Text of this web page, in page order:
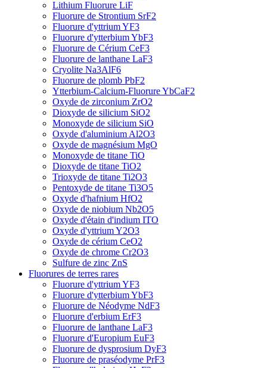
Lithium Fluorure LiF
Fluorure de Strontium SrF2
Fluorure d'yttrium YF3
Fluorure d'ytterbium YbF3
Fluorure de Cérium CeF3
Fluorure de lanthane LaF3
Cryolite Na3AlF6
Fluorure de plomb PbF2
Ytterbium-Calcium-Fluorure YbCaF2
Oxyde de zirconium ZrO2
Dioxyde de silicium SiO2
Monoxyde de silicium SiO
Oxyde d'aluminium Al2O3
Oxyde de magnésium MgO
Monoxyde de titane TiO
Dioxyde de titane TiO2
Trioxyde de titane Ti2O3
Pentoxyde de titane Ti3O5
Oxyde d'hafnium HfO2
Oxyde de niobium Nb2O5
Oxyde d'étain d'indium ITO
Oxyde d'yttrium Y2O3
Oxyde de cérium CeO2
Oxyde de chrome Cr2O3
Sulfure de zinc ZnS
Fluorures de terres rares
Fluorure d'yttrium YF3
Fluorure d'ytterbium YbF3
Fluorure de Néodyme NdF3
Fluorure d'erbium ErF3
Fluorure de lanthane LaF3
Fluorure d'Europium EuF3
Fluorure de dysprosium DyF3
Fluorure de praséodyme PrF3